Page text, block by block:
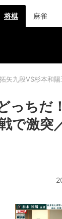
将棋 麻雀
九段VS杉本和
っちだ
で激突